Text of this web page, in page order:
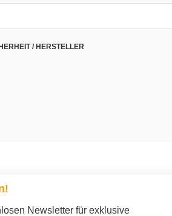
/ HERSTELLER
Newsletter für exklusive